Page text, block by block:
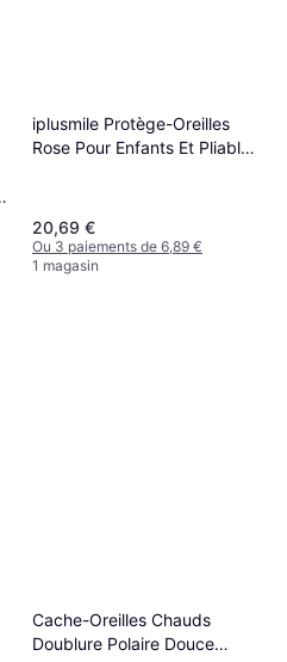
iplusmile Protège-Oreilles
Rose Pour Enfants Et Pliable
20,69 €
Ou 3 paiements de 6,89 €
1 magasin
Cache-Oreilles Chauds
Doublure Polaire Douce